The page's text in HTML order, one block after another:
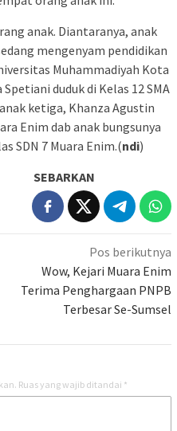
anak. Diantaranya, anak
mengenyam pendidikan
Muhammadiyah Kota
duduk di Kelas 12 SMA
ketiga, Khanza Agustin
Enim dab anak bungsunya
SDN 7 Muara Enim.(ndi)
SEBARKAN
Pos berikutnya
Wow, Kejari Muara Enim
Terima Penghargaan PNPB
Terbesar Se-Sumsel
Ruas yang wajib ditandai *